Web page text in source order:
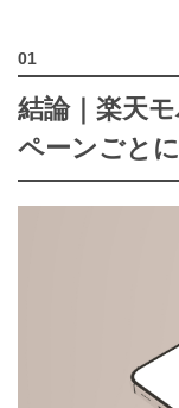
結論｜楽天
ペーンごと